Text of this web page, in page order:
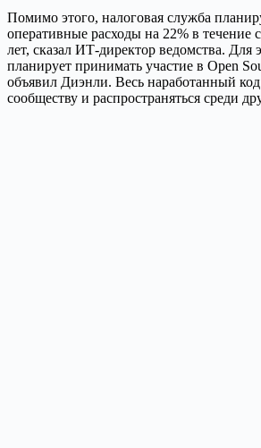
Помимо этого, налоговая служба
оперативные расходы на 22% в течение
лет, сказал ИТ-директор ведомства. Для
планирует принимать участие в Open
объявил Диэнли. Весь наработанный код
сообществу и распространяться среди